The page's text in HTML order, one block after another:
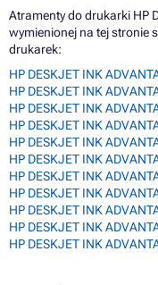
Atramenty do drukarki HP
wymienionej na tej stronie
drukarek:
HP DESKJET INK
HP DESKJET INK
HP DESKJET INK
HP DESKJET INK
HP DESKJET INK
HP DESKJET INK
HP DESKJET INK
HP DESKJET INK
HP DESKJET INK
HP DESKJET INK
HP DESKJET INK